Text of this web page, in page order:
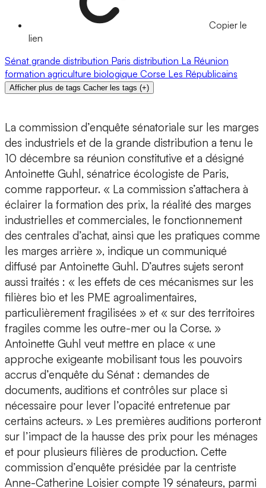
Copier le
lien
Sénat grande distribution Paris distribution La Réunion
formation agriculture biologique Corse Les Républicains
Afficher plus de tags Cacher les tags (+)
La commission d’enquête sénatoriale sur les marges
des industriels et de la grande distribution a tenu le
10 décembre sa réunion constitutive et a désigné
Antoinette Guhl, sénatrice écologiste de Paris,
comme rapporteur. « La commission s’attachera à
éclairer la formation des prix, la réalité des marges
industrielles et commerciales, le fonctionnement
des centrales d’achat, ainsi que les pratiques comme
les marges arrière », indique un communiqué
diffusé par Antoinette Guhl. D’autres sujets seront
aussi traités : « les effets de ces mécanismes sur les
filières bio et les PME agroalimentaires,
particulièrement fragilisées » et « sur des territoires
fragiles comme les outre-mer ou la Corse. »
Antoinette Guhl veut mettre en place « une
approche exigeante mobilisant tous les pouvoirs
accrus d’enquête du Sénat : demandes de
documents, auditions et contrôles sur place si
nécessaire pour lever l’opacité entretenue par
certains acteurs. » Les premières auditions porteront
sur l’impact de la hausse des prix pour les ménages
et pour plusieurs filières de production. Cette
commission d’enquête présidée par la centriste
Anne-Catherine Loisier compte 19 sénateurs, parmi